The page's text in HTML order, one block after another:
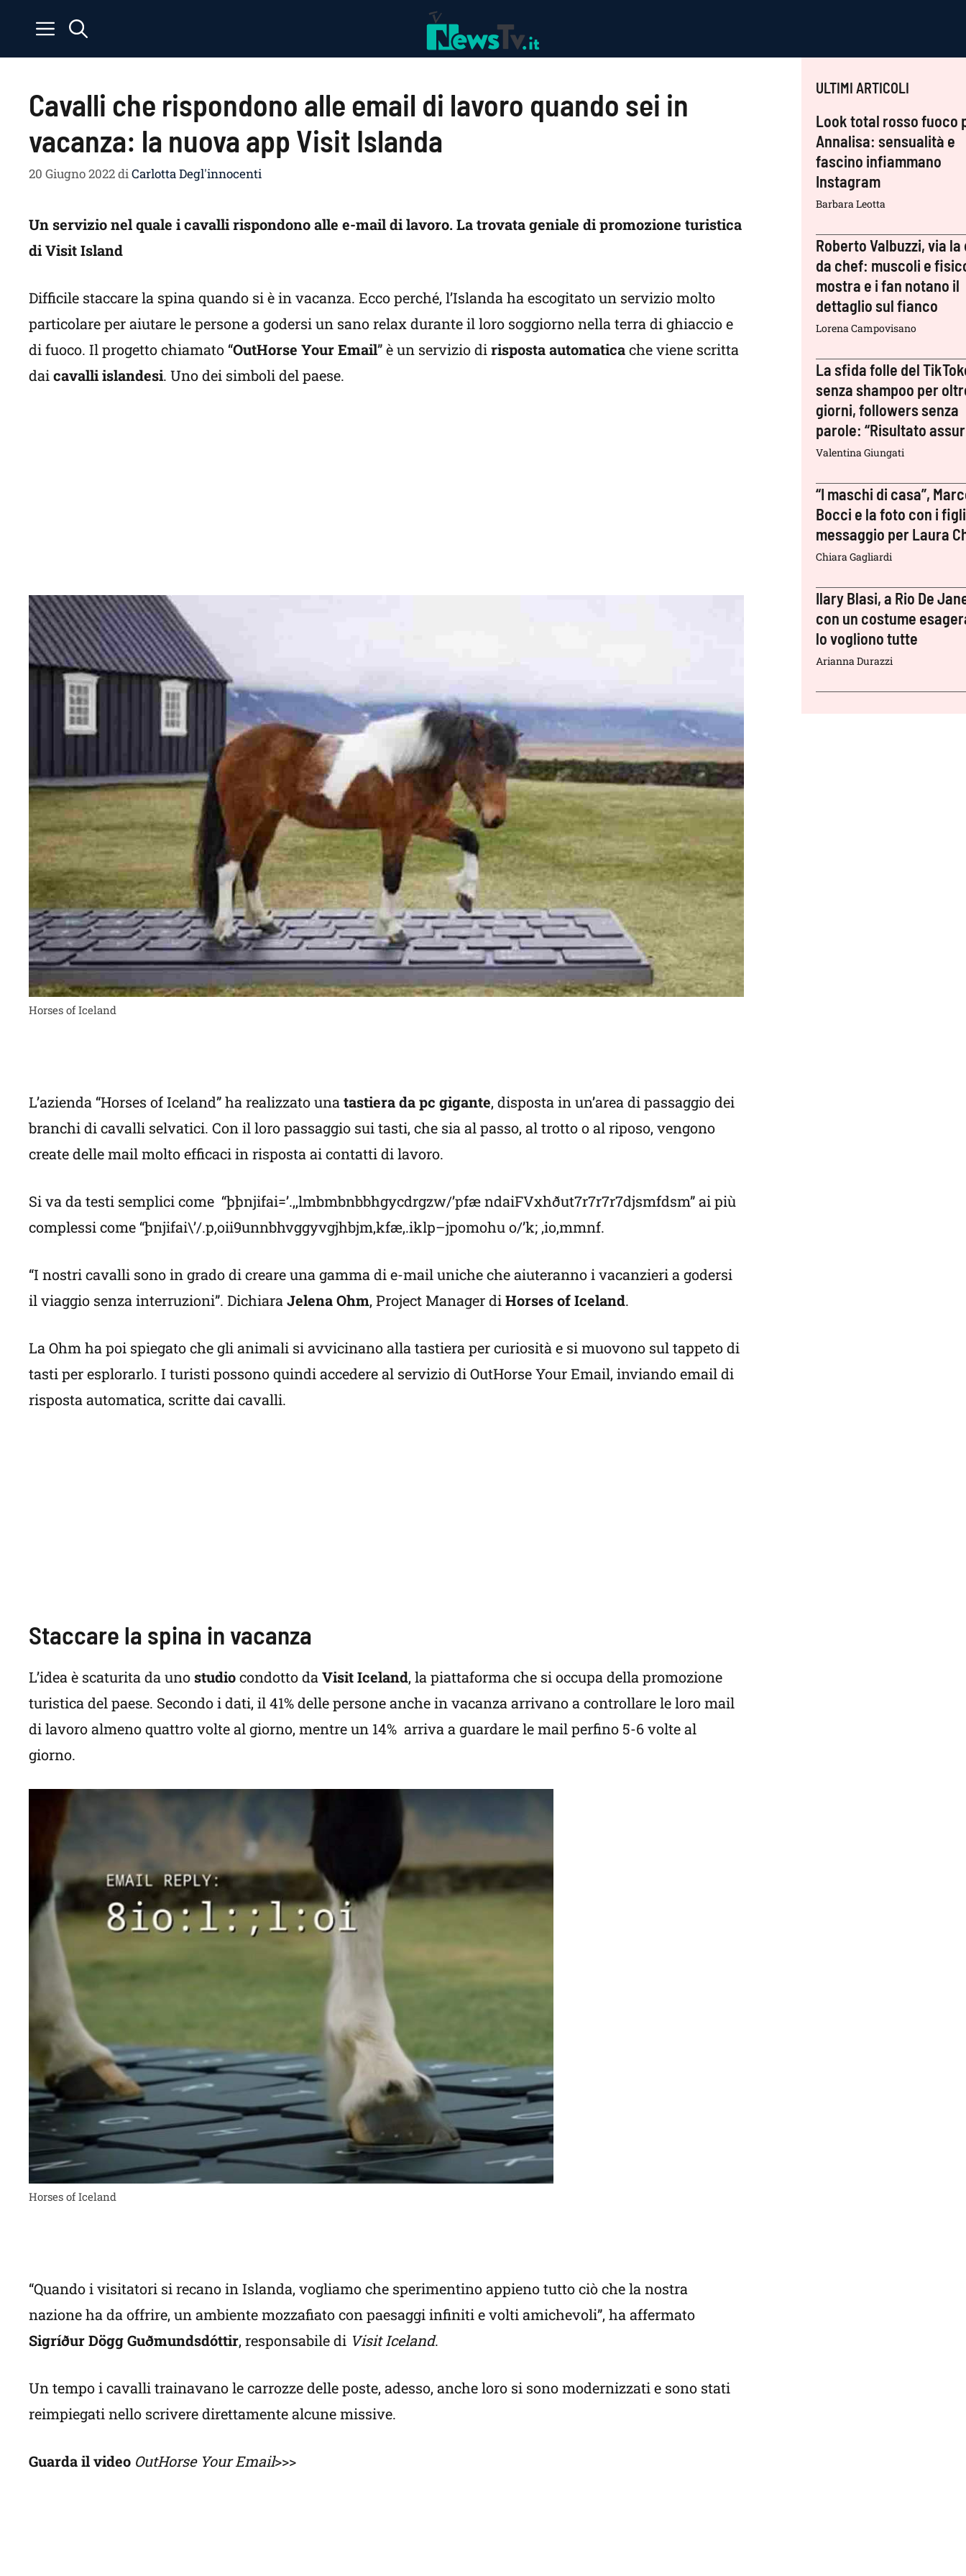
contenuto
Cavalli che rispondono alle email di lavoro quando sei in
vacanza: la nuova app Visit Islanda
20 Giugno 2022di Carlotta Degl'innocenti
Un servizio nel quale i cavalli rispondono alle e-mail di lavoro. La trovata geniale di promozione turistica
di Visit Island
Difficile staccare la spina quando si è in vacanza. Ecco perché, l’Islanda ha escogitato un servizio molto
particolare per aiutare le persone a godersi un sano relax durante il loro soggiorno nella terra di ghiaccio e
di fuoco. Il progetto chiamato “OutHorse Your Email” è un servizio dirisposta automaticache viene scritta
daicavalli islandesi. Uno dei simboli del paese.
Horses of Iceland
L’azienda “Horses of Iceland” ha realizzato unatastiera da pc gigante, disposta in un’area di passaggio dei
branchi di cavalli selvatici. Con il loro passaggio sui tasti, che sia al passo, al trotto o al riposo, vengono
create delle mail molto efficaci in risposta ai contatti di lavoro.
Si va da testi semplici come “þþnjifai=’.,,lmbmbnbbhgycdrgzw/’pfæ ndaiFVxhðut7r7r7r7djsmfdsm” ai più
complessi come “þnjifai\’/.p,oii9unnbhvggyvgjhbjm,kfæ,.iklp–jpomohu o/’k; ,io,mmnf.
“I nostri cavalli sono in grado di creare una gamma di e-mail uniche che aiuteranno i vacanzieri a godersi
il viaggio senza interruzioni”. DichiaraJelena Ohm, Project Manager diHorses of Iceland.
La Ohm ha poi spiegato che gli animali si avvicinano alla tastiera per curiosità e si muovono sul tappeto di
tasti per esplorarlo. I turisti possono quindi accedere al servizio di OutHorse Your Email, inviando email di
risposta automatica, scritte dai cavalli.
Staccare la spina in vacanza
L’idea è scaturita da uno studiocondotto daVisit Iceland, la piattaforma che si occupa della promozione
turistica del paese. Secondo i dati, il 41% delle persone anche in vacanza arrivano a controllare le loro mail
di lavoro almeno quattro volte al giorno, mentre un 14% arriva a guardare le mail perfino 5-6 volte al
giorno.
Horses of Iceland
“Quando i visitatori si recano in Islanda, vogliamo che sperimentino appieno tutto ciò che la nostra
nazione ha da offrire, un ambiente mozzafiato con paesaggi infiniti e volti amichevoli”, ha affermato
Sigríður Dögg Guðmundsdóttir, responsabile di Visit Iceland.
Un tempo i cavalli trainavano le carrozze delle poste, adesso, anche loro si sono modernizzati e sono stati
reimpiegati nello scrivere direttamente alcune missive.
Guarda il video OutHorse Your Email>>>
ULTIMI ARTICOLI
Look total rosso fuoco
Annalisa: sensualità e
fascino infiammano
Instagram
Barbara Leotta
Roberto Valbuzzi, via
da chef: muscoli e
mostra e i fan notano il
dettaglio sul fianco
Lorena Campovisano
La sfida folle del
senza shampoo per
giorni, followers senza
parole: “Risultato
Valentina Giungati
“I maschi di casa”,
Bocci e la foto con i
messaggio per Laura
Chiara Gagliardi
Ilary Blasi, a Rio De
con un costume
lo vogliono tutte
Arianna Durazzi